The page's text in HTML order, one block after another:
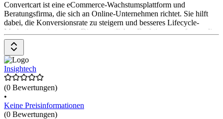
Convertcart ist eine eCommerce-Wachstumsplattform und
Beratungsfirma, die sich an Online-Unternehmen richtet. Sie hilft
dabei, die Konversionsrate zu steigern und besseres Lifecycle-
Marketing zu betreiben. Die wesentlichen Funktionen umfassen die
Verbesserung der durchschnittlichen Bestellwerte, bessere
Produktvorschläge und mehr wiederkehrende Besucher. Convertcart
bietet auch 1-zu-1-Kundensupport. Das Pricing-Modell ist nicht
explizit angegeben.
Insightech
(0 Bewertungen)
•
Keine Preisinformationen
(0 Bewertungen)